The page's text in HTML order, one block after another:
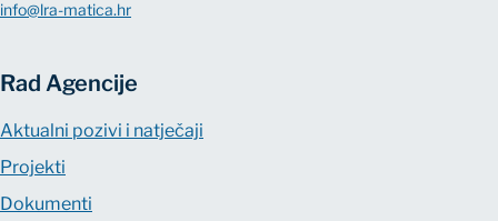
info@lra-matica.hr
Rad Agencije
Aktualni pozivi i natječaji
Projekti
Dokumenti